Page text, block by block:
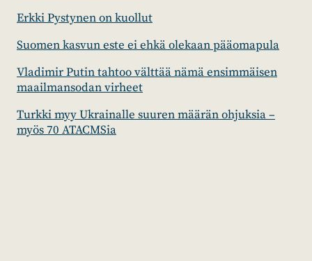
Erkki Pystynen on kuollut
Suomen kasvun este ei ehkä olekaan pääomapula
Vladimir Putin tahtoo välttää nämä ensimmäisen
maailmansodan virheet
Turkki myy Ukrainalle suuren määrän ohjuksia –
myös 70 ATACMSia